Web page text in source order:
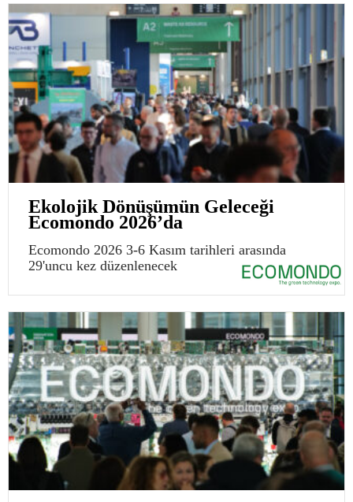
Ekolojik Dönüşümün Geleceği
Ecomondo 2026’da
Ecomondo 2026 3-6 Kasım tarihleri arasında
29'uncu kez düzenlenecek